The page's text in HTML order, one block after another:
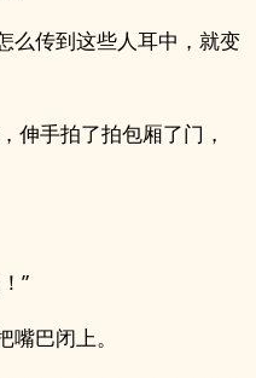
么传到这些人耳中，就变
伸手拍了拍包厢了门，
”
巴闭上。